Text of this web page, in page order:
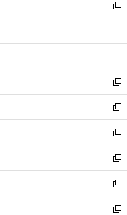
く
で
開
ド
ウ
開
ィ
ン
ウ
開
く
い
ウ
ン
ウ
で
開
く
新
し
ウ
ン
ド
ウ
で
開
く
新
し
い
ウ
ィ
ン
ド
ウ
で
開
く
新
し
い
ウ
ィ
ン
ド
ウ
で
新
し
い
ウ
ィ
ン
ド
新
し
い
ウ
ィ
新
し
い
新